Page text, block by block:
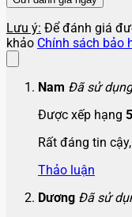
Lưu ý: Để đánh giá
khảo Chính sách bảo
Nam Đã sử
Được xếp hạng 5
Rất đáng tin
Thảo luận
Dương Đã sử